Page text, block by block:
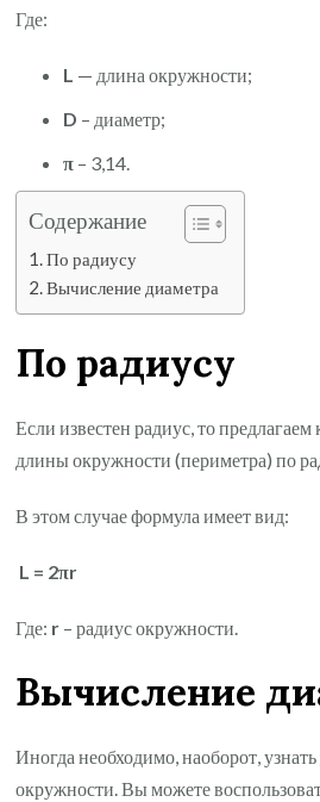
Где:
L — длина окружности;
D – диаметр;
π – 3,14.
Содержание
По радиусу
Вычисление диаметра
По радиусу
Если известен радиус, то
длины окружности (периметра) по
В этом случае формула имеет вид:
L = 2πr
Где: r – радиус окружности.
Вычисление
Иногда необходимо, наоборот,
окружности. Вы можете